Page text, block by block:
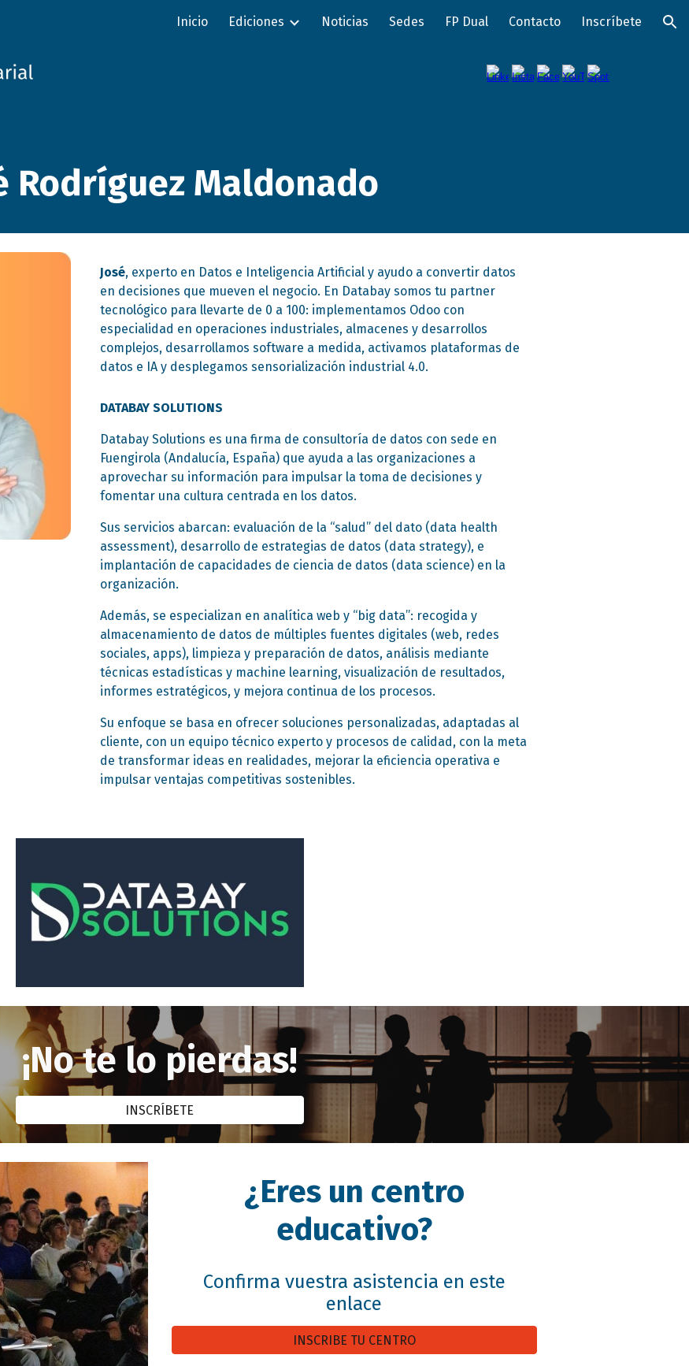
Skip to navigation
Inicio Ediciones Noticias Sedes FP Dual Contacto Inscríbete
Rodríguez Maldonado
José, experto en Datos e Inteligencia Artificial y ayudo a convertir datos
en decisiones que mueven el negocio. En Databay somos tu partner
tecnológico para llevarte de 0 a 100: implementamos Odoo con
especialidad en operaciones industriales, almacenes y desarrollos
complejos, desarrollamos software a medida, activamos plataformas de
datos e IA y desplegamos sensorialización industrial 4.0.
DATABAY SOLUTIONS
Databay Solutions es una firma de consultoría de datos con sede en
Fuengirola (Andalucía, España) que ayuda a las organizaciones a
aprovechar su información para impulsar la toma de decisiones y
fomentar una cultura centrada en los datos.
Sus servicios abarcan: evaluación de la “salud” del dato (data health
assessment), desarrollo de estrategias de datos (data strategy), e
implantación de capacidades de ciencia de datos (data science) en la
organización.
Además, se especializan en analítica web y “big data”: recogida y
almacenamiento de datos de múltiples fuentes digitales (web, redes
sociales, apps), limpieza y preparación de datos, análisis mediante
técnicas estadísticas y machine learning, visualización de resultados,
informes estratégicos, y mejora continua de los procesos.
Su enfoque se basa en ofrecer soluciones personalizadas, adaptadas al
cliente, con un equipo técnico experto y procesos de calidad, con la meta
de transformar ideas en realidades, mejorar la eficiencia operativa e
impulsar ventajas competitivas sostenibles.
¡No te lo pierdas!
INSCRÍBETE
¿Eres un centro
educativo?
Confirma vuestra asistencia en este
enlace
INSCRIBE TU CENTRO